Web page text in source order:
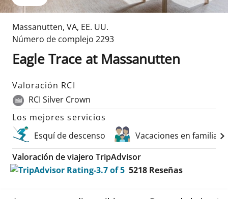
Massanutten, VA, EE. UU.
Número de complejo 2293
Eagle Trace at Massanutten
Valoración RCI
RCI Silver Crown
Los mejores servicios
Esquí de descenso
Vacaciones en familia
Valoración de viajero TripAdvisor
5218 Reseñas